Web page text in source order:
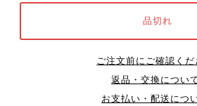
ご注文前にご確認くだ
返品・交換につい
お支払い・配送につ